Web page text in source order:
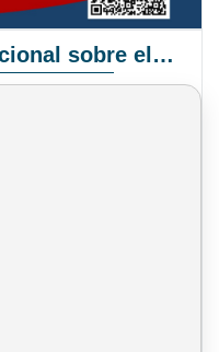
Pronunciamiento Institucional sobre el Proyecto de Ley N° 068/2025-2026 C.S.